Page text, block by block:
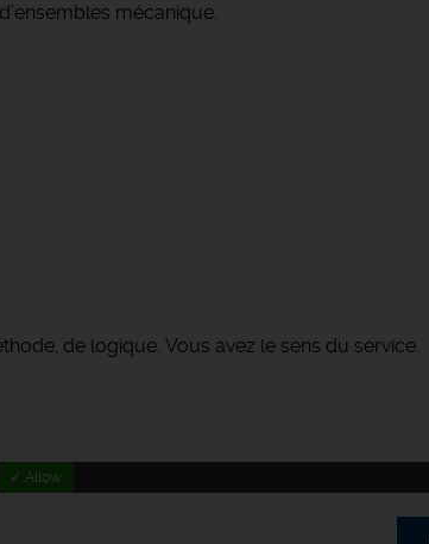
mécanique.
de logique. Vous avez le sens du service.
✓ Allow